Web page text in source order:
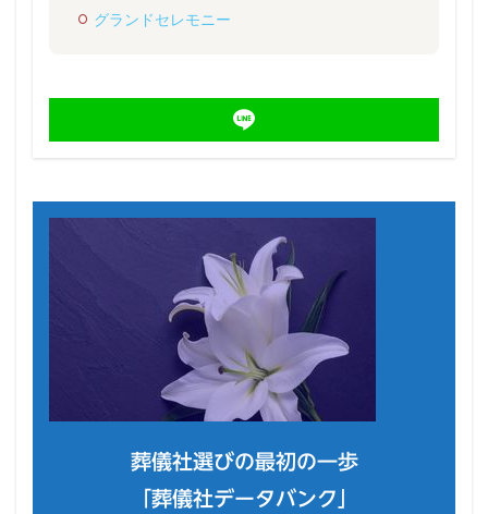
グランドセレモニー
葬儀社選びの最初の一歩
「葬儀社データバンク」